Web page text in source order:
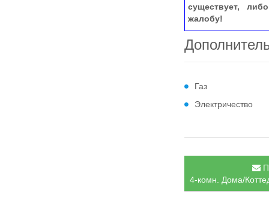
существует,
жалобу!
Газ
Электричество
4-комн. Дома/